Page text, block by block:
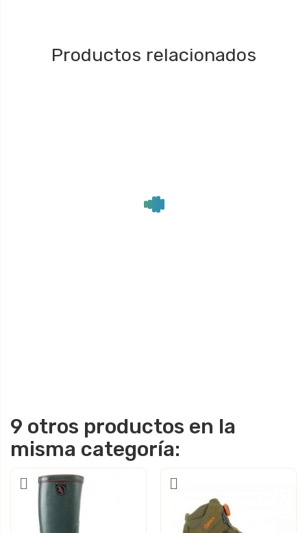
Productos relacionados
9 otros productos en la
misma categoría: